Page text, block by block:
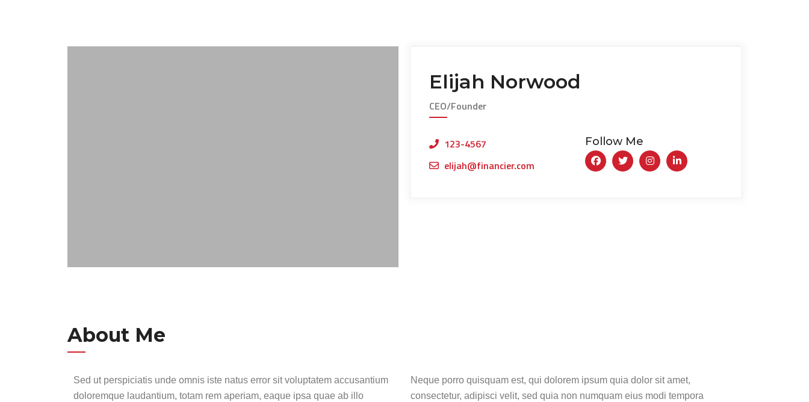
Elijah Norwood
CEO/Founder
123-4567
elijah@financier.com
Follow Me
About Me
Sed ut perspiciatis unde omnis iste natus error sit voluptatem accusantium
doloremque laudantium, totam rem aperiam, eaque ipsa quae ab illo
Neque porro quisquam est, qui dolorem ipsum quia dolor sit amet,
consectetur, adipisci velit, sed quia non numquam eius modi tempora